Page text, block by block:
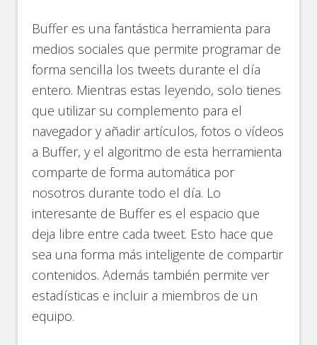
Buffer es una fantástica herramienta para
medios sociales que permite programar de
forma sencilla los tweets durante el día
entero. Mientras estas leyendo, solo tienes
que utilizar su complemento para el
navegador y añadir artículos, fotos o vídeos
a Buffer, y el algoritmo de esta herramienta
comparte de forma automática por
nosotros durante todo el día. Lo
interesante de Buffer es el espacio que
deja libre entre cada tweet. Esto hace que
sea una forma más inteligente de compartir
contenidos. Además también permite ver
estadísticas e incluir a miembros de un
equipo.